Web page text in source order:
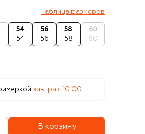
Таблица размеров
54
54
56
56
58
58
60
60
завтра c 10:00
В корзину